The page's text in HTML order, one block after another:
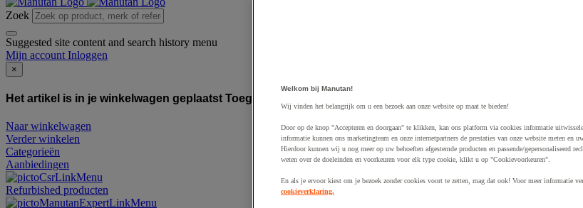
Zoek
Suggested site content and search history menu
Mijn account Inloggen
×
Het artikel is in je winkelwagen geplaatst Toegevoegd aan winkelwagen
Naar winkelwagen
Verder winkelen
Categorieën
Aanbiedingen
Refurbished producten
Welkom bij Manutan!
Wij vinden het belangrijk om u een bezoek aan onze website op maat te bieden!
Door op de knop "Accepteren en doorgaan" te klikken, kan ons platform via cookies informatie
informatie kunnen ons marketingteam en onze internetpartners de prestaties van onze website meten en
Hierdoor kunnen wij u nog meer op uw behoeften afgestemde producten en passende/gepersonaliseerd
weten over de doeleinden en voorkeuren voor elk type cookie, klikt u op "Cookievoorkeuren".
En als je ervoor kiest om je bezoek zonder cookies voort te zetten, mag dat ook! Voor meer informatie
cookieverklaring.